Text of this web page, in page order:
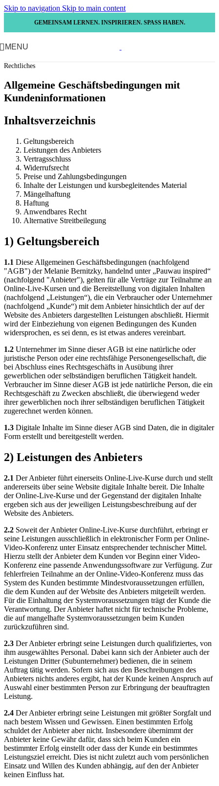
Skip to navigation Skip to main content
GEMEINSAM LERNEN. INSPIRIEREN. SPASS HABEN.
MENU
Rechtliches
Allgemeine Geschäftsbedingungen mit
Kundeninformationen
Inhaltsverzeichnis
Geltungsbereich
Leistungen des Anbieters
Vertragsschluss
Widerrufsrecht
Preise und Zahlungsbedingungen
Inhalte der Leistungen und kursbegleitendes Material
Mängelhaftung
Haftung
Anwendbares Recht
Alternative Streitbeilegung
1) Geltungsbereich
1.1 Diese Allgemeinen Geschäftsbedingungen (nachfolgend
"AGB") der Melanie Bernitzky, handelnd unter „Pauwau inspired“
(nachfolgend "Anbieter"), gelten für alle Verträge zur Teilnahme an
Online-Live-Kursen und die Bereitstellung von digitalen Inhalten
(nachfolgend „Leistungen“), die ein Verbraucher oder Unternehmer
(nachfolgend „Kunde“) mit dem Anbieter hinsichtlich der auf der
Website des Anbieters dargestellten Leistungen abschließt. Hiermit
wird der Einbeziehung von eigenen Bedingungen des Kunden
widersprochen, es sei denn, es ist etwas anderes vereinbart.
1.2 Unternehmer im Sinne dieser AGB ist eine natürliche oder
juristische Person oder eine rechtsfähige Personengesellschaft, die
bei Abschluss eines Rechtsgeschäfts in Ausübung ihrer
gewerblichen oder selbständigen beruflichen Tätigkeit handelt.
Verbraucher im Sinne dieser AGB ist jede natürliche Person, die ein
Rechtsgeschäft zu Zwecken abschließt, die überwiegend weder
ihrer gewerblichen noch ihrer selbständigen beruflichen Tätigkeit
zugerechnet werden können.
1.3 Digitale Inhalte im Sinne dieser AGB sind Daten, die in digitaler
Form erstellt und bereitgestellt werden.
2) Leistungen des Anbieters
2.1 Der Anbieter führt einerseits Online-Live-Kurse durch und stellt
andererseits über seine Website digitale Inhalte bereit. Die Inhalte
der Online-Live-Kurse und der Gegenstand der digitalen Inhalte
ergeben sich aus der jeweiligen Leistungsbeschreibung auf der
Website des Anbieters.
2.2 Soweit der Anbieter Online-Live-Kurse durchführt, erbringt er
seine Leistungen ausschließlich in elektronischer Form per Online-
Video-Konferenz unter Einsatz entsprechender technischer Mittel.
Hierzu stellt der Anbieter dem Kunden vor Beginn einer Video-
Konferenz eine passende Anwendungssoftware zur Verfügung. Zur
fehlerfreien Teilnahme an der Online-Video-Konferenz muss das
System des Kunden bestimmte Mindestvoraussetzungen erfüllen,
die dem Kunden auf der Website des Anbieters mitgeteilt werden.
Für die Einhaltung der Systemvoraussetzungen trägt der Kunde die
Verantwortung. Der Anbieter haftet nicht für technische Probleme,
die auf mangelhafte Systemvoraussetzungen beim Kunden
zurückzuführen sind.
2.3 Der Anbieter erbringt seine Leistungen durch qualifiziertes, von
ihm ausgewähltes Personal. Dabei kann sich der Anbieter auch der
Leistungen Dritter (Subunternehmer) bedienen, die in seinem
Auftrag tätig werden. Sofern sich aus den Beschreibungen des
Anbieters nichts anderes ergibt, hat der Kunde keinen Anspruch auf
Auswahl einer bestimmten Person zur Erbringung der beauftragten
Leistung.
2.4 Der Anbieter erbringt seine Leistungen mit größter Sorgfalt und
nach bestem Wissen und Gewissen. Einen bestimmten Erfolg
schuldet der Anbieter aber nicht. Insbesondere übernimmt der
Anbieter keine Gewähr dafür, dass sich beim Kunden ein
bestimmter Erfolg einstellt oder dass der Kunde ein bestimmtes
Leistungsziel erreicht. Dies ist nicht zuletzt auch vom persönlichen
Einsatz und Willen des Kunden abhängig, auf den der Anbieter
keinen Einfluss hat.